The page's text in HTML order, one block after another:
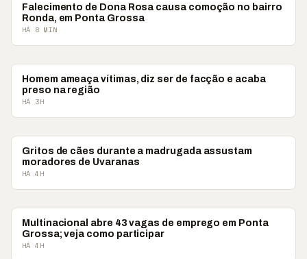
PONTA GROSSA
Falecimento de Dona Rosa causa comoção no bairro
Ronda, em Ponta Grossa
HÁ 8 MIN
PONTA GROSSA
Homem ameaça vítimas, diz ser de facção e acaba
preso na região
HÁ 3H
PONTA GROSSA
Gritos de cães durante a madrugada assustam
moradores de Uvaranas
HÁ 4H
PONTA GROSSA
Multinacional abre 43 vagas de emprego em Ponta
Grossa; veja como participar
HÁ 4H